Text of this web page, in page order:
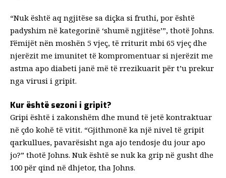
“Nuk është aq ngjitëse sa diçka si fruthi, por është
padyshim në kategorinë ‘shumë ngjitëse’”, thotë Johns.
Fëmijët nën moshën 5 vjeç, të rriturit mbi 65 vjeç dhe
njerëzit me imunitet të kompromentuar si njerëzit me
astma apo diabeti janë më të rrezikuarit për t’u prekur
nga virusi i gripit.
Kur është sezoni i gripit?
Gripi është i zakonshëm dhe mund të jetë kontraktuar
në çdo kohë të vitit. “Gjithmonë ka një nivel të gripit
qarkullues, pavarësisht nga ajo tendosje du jour apo
jo?” thotë Johns. Nuk është se nuk ka grip në gusht dhe
100 për qind në dhjetor, tha Johns.